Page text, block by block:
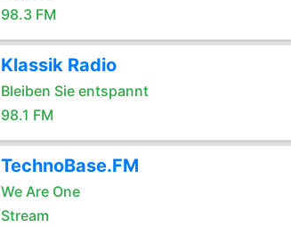
98.3 FM
Klassik Radio
Bleiben Sie entspannt
98.1 FM
TechnoBase.FM
We Are One
Stream